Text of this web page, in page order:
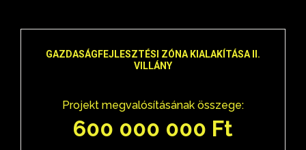
GAZDASÁGFEJLESZTÉSI ZÓNA KIALAKÍTÁSA II.
VILLÁNY
Projekt megvalósításának összege:
600 000 000 Ft